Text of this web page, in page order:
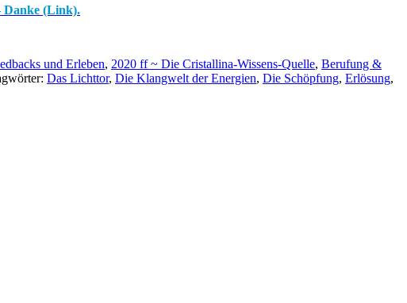
Danke (Link).
und Erleben, 2020 ff ~ Die Cristallina-Wissens-Quelle, Berufung &
Das Lichttor, Die Klangwelt der Energien, Die Schöpfung, Erlösung,